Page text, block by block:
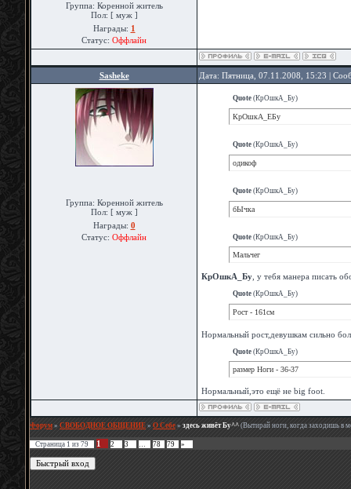
Группа: Коренной житель
Пол: [ муж ]
Награды: 1
Статус: Оффлайн
Sasheke Дата: Пятница, 07.11.2008, 15:23 |
Группа: Коренной житель
Пол: [ муж ]
Награды: 0
Статус: Оффлайн
Quote (КрОшкА_Бу)
КрОшкА_ЕБу
Quote (КрОшкА_Бу)
одикоф
Quote (КрОшкА_Бу)
бЫчка
Quote (КрОшкА_Бу)
Мальчег
КрОшкА_Бу , у тебя манера писать
Quote (КрОшкА_Бу)
Рост - 161см
Нормальный рост,девушкам сильно
Quote (КрОшкА_Бу)
размер Ноги - 36-37
Нормальный,это ещё не big foot.
Форум » СВОБОДНОЕ ОБЩЕНИЕ » О Себе » здесь живёт Бу^^ (Вытирай ноги, когда заходишь в
Страница 1 из 79 1 2 3 … 78 79 »